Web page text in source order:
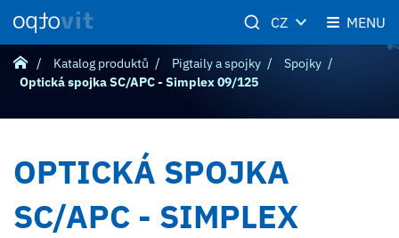
Katalog produktů Pigtaily a spojky
Spojky
Optická spojka SC/APC - Simplex 09/125
OPTICKÁ SPOJKA
SC/APC - SIMPLEX
MENU
CZ